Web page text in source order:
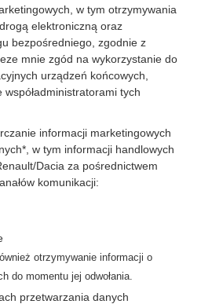
w tym otrzymywania
elektroniczną oraz
bezpośredniego, zgodnie z
mnie zgód na wykorzystanie do
urządzeń końcowych,
tych
informacji marketingowych
w tym informacji handlowych
Dacia za pośrednictwem
komunikacji:
otrzymywanie informacji o
do momentu jej odwołania.
przetwarzania danych